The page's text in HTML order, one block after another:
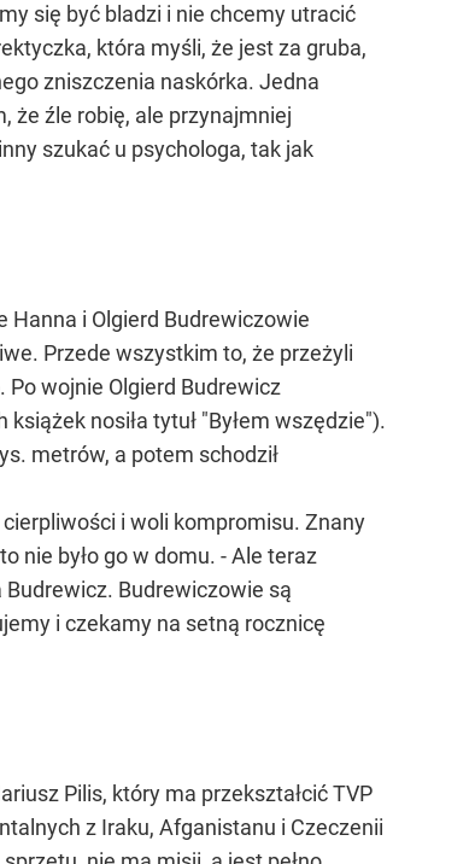
się być bladzi i nie chcemy utracić
która myśli, że jest za gruba,
zniszczenia naskórka. Jedna
że źle robię, ale przynajmniej
szukać u psychologa, tak jak
Hanna i Olgierd Budrewiczowie
Przede wszystkim to, że przeżyli
Po wojnie Olgierd Budrewicz
nosiła tytuł "Byłem wszędzie").
metrów, a potem schodził
i woli kompromisu. Znany
nie było go w domu. - Ale teraz
Budrewiczowie są
i czekamy na setną rocznicę
Pilis, który ma przekształcić TVP
z Iraku, Afganistanu i Czeczenii